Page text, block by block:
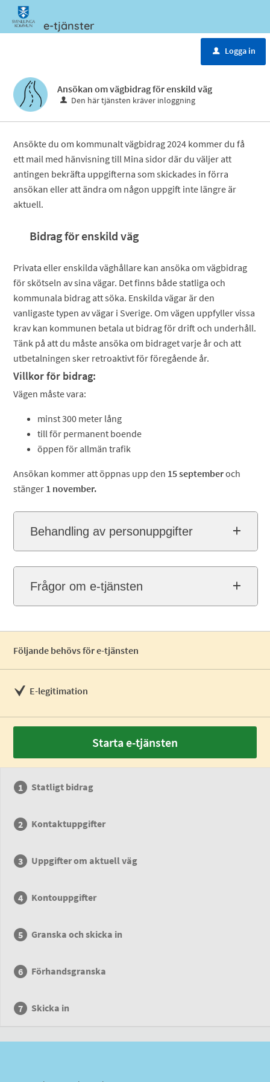
e-tjänster
u Logga in
Ansökan om vägbidrag för enskild väg
Den här tjänsten kräver inloggning
Ansökte du om kommunalt vägbidrag 2024 kommer du få
ett mail med hänvisning till Mina sidor där du väljer att
antingen bekräfta uppgifterna som skickades in förra
ansökan eller att ändra om någon uppgift inte längre är
aktuell.
Bidrag för enskild väg
Privata eller enskilda väghållare kan ansöka om vägbidrag
för skötseln av sina vägar. Det finns både statliga och
kommunala bidrag att söka. Enskilda vägar är den
vanligaste typen av vägar i Sverige. Om vägen uppfyller vissa
krav kan kommunen betala ut bidrag för drift och underhåll.
Tänk på att du måste ansöka om bidraget varje år och att
utbetalningen sker retroaktivt för föregående år.
Villkor för bidrag:
Vägen måste vara:
minst 300 meter lång
till för permanent boende
öppen för allmän trafik
Ansökan kommer att öppnas upp den 15 septemberoch
stänger 1 november.
Behandling av personuppgifter
Frågor om e-tjänsten
Följande behövs för e-tjänsten
E-legitimation
Starta e-tjänsten
Statligt bidrag
Kontaktuppgifter
Uppgifter om aktuell väg
Kontouppgifter
Granska och skicka in
Förhandsgranska
Skicka in